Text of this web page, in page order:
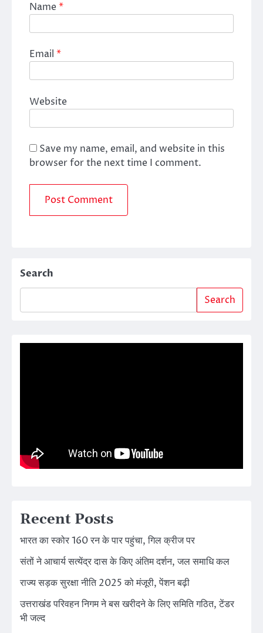
Name*
Email *
Website
Save my name, email, and website in this
browser for the next time I comment.
Search
Search
Recent Posts
भारत का स्कोर 160 रन के पार पहुंचा, गिल क्रीज पर
संतों ने आचार्य सत्येंद्र दास के किए अंतिम दर्शन, जल समाधि कल
राज्य सड़क सुरक्षा नीति 2025 को मंजूरी, पेंशन बढ़ी
उत्तराखंड परिवहन निगम ने बस खरीदने के लिए समिति गठित, टेंडर
भी जल्द